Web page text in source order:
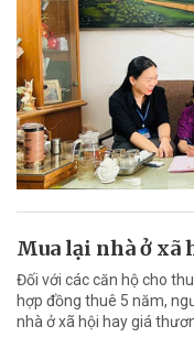
Mua lại nhà ở xã
Đối với các căn hộ cho
hợp đồng thuê 5 năm,
nhà ở xã hội hay giá